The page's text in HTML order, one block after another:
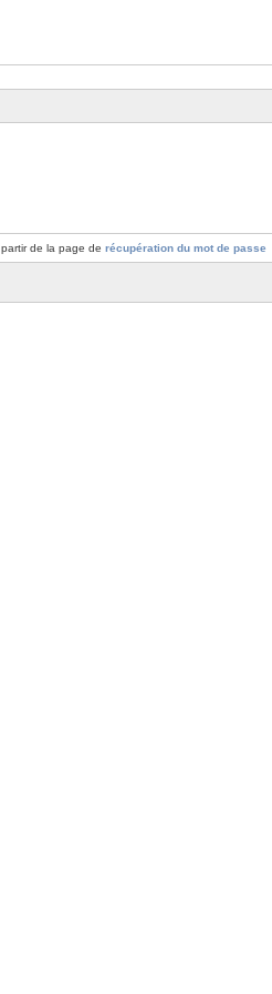
de la page de récupération du mot de passe